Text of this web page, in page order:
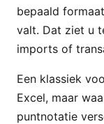
bepaald
valt. Dat ziet u
imports of
Een klassiek
Excel, maar
puntnotatie